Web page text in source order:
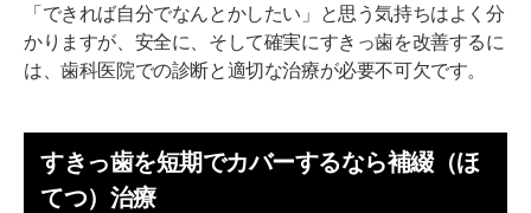
「できれば自分でなんとかしたい」と思う気持ちはよく分
かりますが、安全に、そして確実にすきっ歯を改善するに
は、歯科医院での診断と適切な治療が必要不可欠です。
すきっ歯を短期でカバーするなら補綴（ほ
てつ）治療